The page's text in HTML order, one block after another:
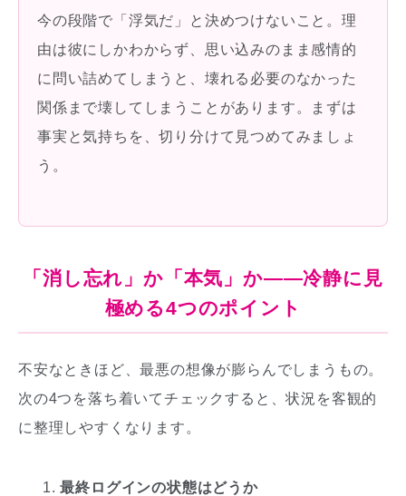
今の段階で「浮気だ」と決めつけないこと。理
由は彼にしかわからず、思い込みのまま感情的
に問い詰めてしまうと、壊れる必要のなかった
関係まで壊してしまうことがあります。まずは
事実と気持ちを、切り分けて見つめてみましょ
う。
「消し忘れ」か「本気」か——冷静に見
極める4つのポイント
不安なときほど、最悪の想像が膨らんでしまうもの。
次の4つを落ち着いてチェックすると、状況を客観的
に整理しやすくなります。
最終ログインの状態はどうか